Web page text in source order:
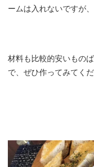
ームは入れないですが
材料も比較的安いもの
で、ぜひ作ってみてく